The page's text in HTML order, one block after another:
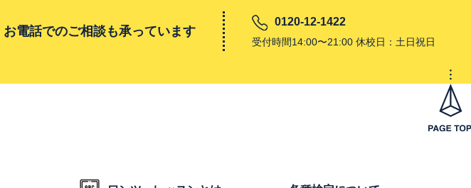
お電話でのご相談も承っています
0120-12-1422
受付時間14:00〜21:00 休校日：土日祝日